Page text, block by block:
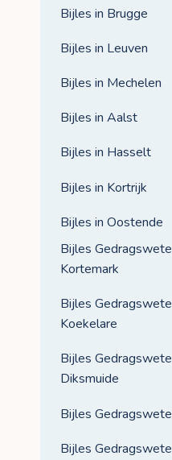
Bijles in Brugge
Bijles in Leuven
Bijles in Mechelen
Bijles in Aalst
Bijles in Hasselt
Bijles in Kortrijk
Bijles in Oostende
Bijles
Kortemark
Bijles
Koekelare
Bijles
Diksmuide
Bijles
Bijles